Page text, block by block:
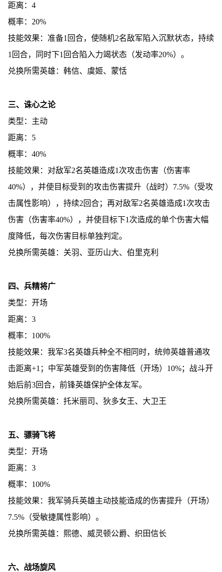
距离：4
概率：20%
技能效果：准备1回合，使随机2名敌军陷入沉默状态，持续
1回合，同时下1回合陷入力竭状态（发动率20%）。
兑换所需英雄：韩信、虞姬、蒙恬
三、诛心之论
类型：主动
距离：5
概率：40%
技能效果：对敌军2名英雄造成1次攻击伤害（伤害率
40%），并使目标受到的攻击伤害提升（战时）7.5%（受攻
击属性影响），持续2回合；再对敌军2名英雄造成1次攻击
伤害（伤害率40%），并使目标下1次造成的单个伤害大幅
度降低，每次伤害目标单独判定。
兑换所需英雄：关羽、亚历山大、伯里克利
四、兵精将广
类型：开场
距离：3
概率：100%
技能效果：我军3名英雄兵种全不相同时，统帅英雄普通攻
击距离+1；中军英雄受到的伤害降低（开场）10%；战斗开
始后前3回合，前锋英雄保护全体友军。
兑换所需英雄：托米丽司、狄多女王、大卫王
五、骠骑飞将
类型：开场
距离：3
概率：100%
技能效果：我军骑兵英雄主动技能造成的伤害提升（开场）
7.5%（受敏捷属性影响）。
兑换所需英雄：熙德、威灵顿公爵、织田信长
六、战场旋风